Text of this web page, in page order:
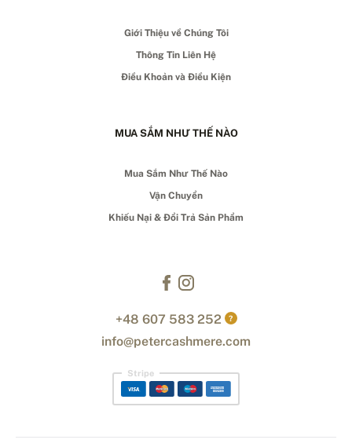
Giới Thiệu về Chúng Tôi
Thông Tin Liên Hệ
Điều Khoản và Điều Kiện
MUA SẮM NHƯ THẾ NÀO
Mua Sắm Như Thế Nào
Vận Chuyển
Khiếu Nại & Đổi Trả Sản Phẩm
+48 607 583 252 ?
info@petercashmere.com
Stripe